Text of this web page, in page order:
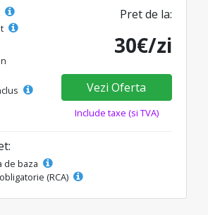
Pret de la:
30€/zi
Vezi Oferta
Include taxe (si TVA)
de baza
(RCA)